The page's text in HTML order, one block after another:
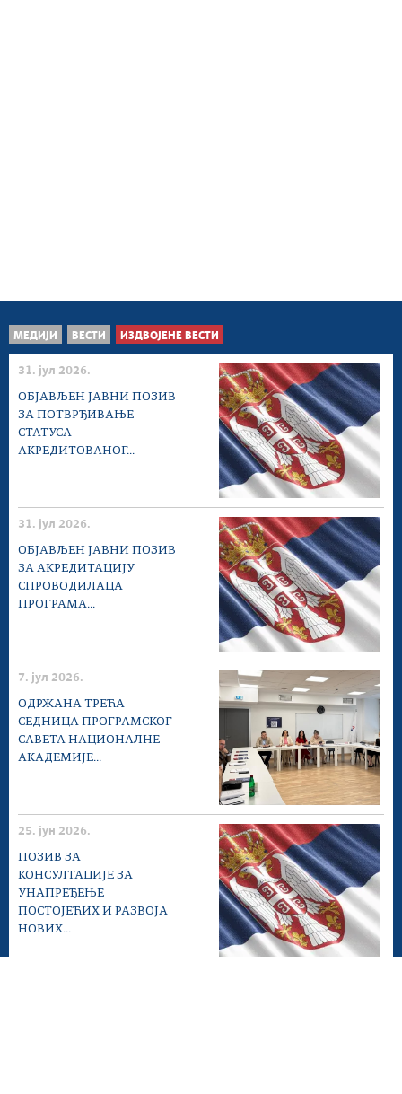
МЕДИЈИ ВЕСТИ ИЗДВОЈЕНЕ ВЕСТИ
31. јул 2026.
ОБЈАВЉЕН ЈАВНИ ПОЗИВ
ЗА ПОТВРЂИВАЊЕ
СТАТУСА
АКРЕДИТОВАНОГ...
31. јул 2026.
ОБЈАВЉЕН ЈАВНИ ПОЗИВ
ЗА АКРЕДИТАЦИЈУ
СПРОВОДИЛАЦА
ПРОГРАМА...
7. јул 2026.
ОДРЖАНА ТРЕЋА
СЕДНИЦА ПРОГРАМСКОГ
САВЕТА НАЦИОНАЛНЕ
АКАДЕМИЈЕ...
25. јун 2026.
ПОЗИВ ЗА
КОНСУЛТАЦИЈЕ ЗА
УНАПРЕЂЕЊЕ
ПОСТОЈЕЋИХ И РАЗВОЈА
НОВИХ...